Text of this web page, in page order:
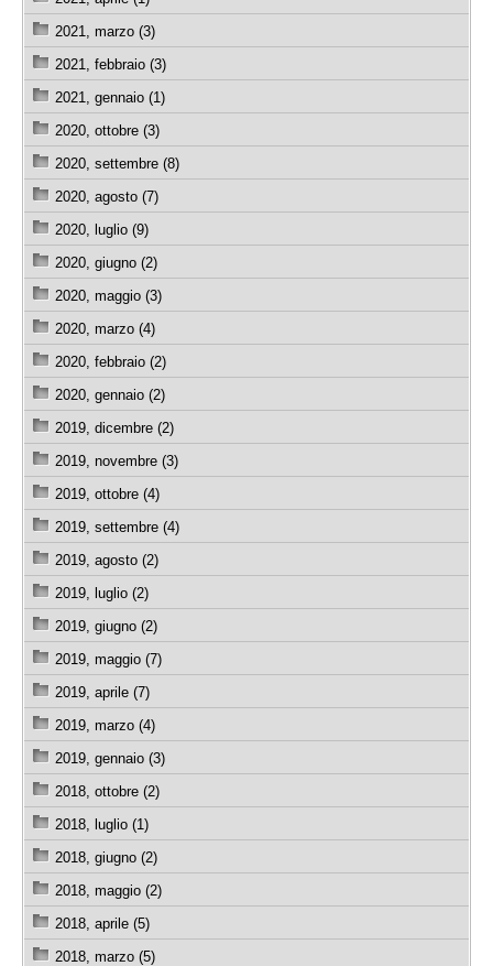
2021, marzo (3)
2021, febbraio (3)
2021, gennaio (1)
2020, ottobre (3)
2020, settembre (8)
2020, agosto (7)
2020, luglio (9)
2020, giugno (2)
2020, maggio (3)
2020, marzo (4)
2020, febbraio (2)
2020, gennaio (2)
2019, dicembre (2)
2019, novembre (3)
2019, ottobre (4)
2019, settembre (4)
2019, agosto (2)
2019, luglio (2)
2019, giugno (2)
2019, maggio (7)
2019, aprile (7)
2019, marzo (4)
2019, gennaio (3)
2018, ottobre (2)
2018, luglio (1)
2018, giugno (2)
2018, maggio (2)
2018, aprile (5)
2018, marzo (5)